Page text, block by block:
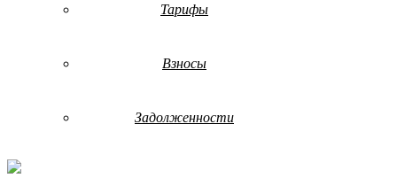
Тарифы
Взносы
Задолженности